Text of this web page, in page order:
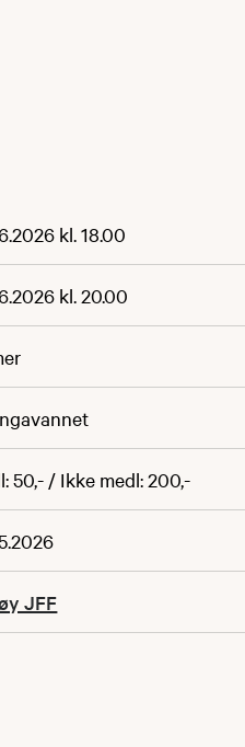
kl. 18.00
kl. 20.00
50,- / Ikke medl: 200,-
JFF